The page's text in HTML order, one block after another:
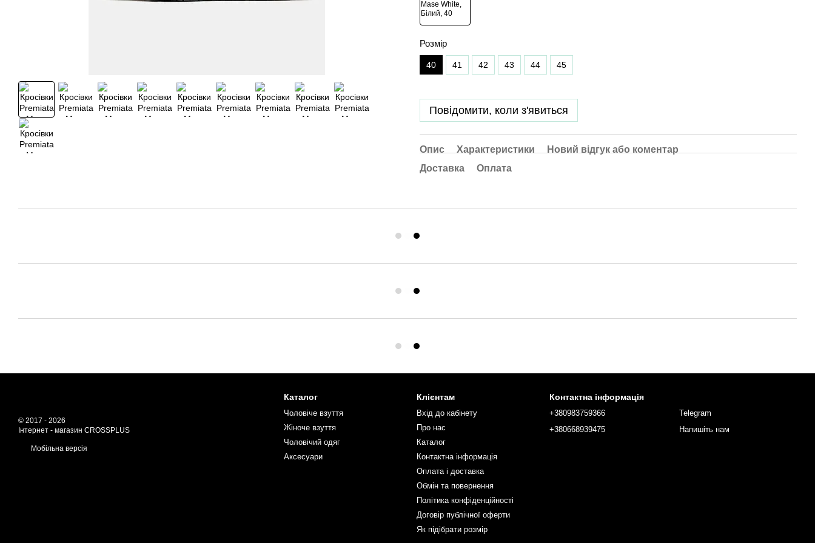
Розмір
40 41 42 43 44 45
Повідомити, коли з'явиться
Опис Характеристики
Новий відгук або коментар
Доставка
Оплата
© 2017 - 2026
Інтернет - магазин CROSSPLUS
Мобільна версія
Каталог
Чоловiче взуття
Жіноче взуття
Чоловiчий одяг
Аксесуари
Клієнтам
Вхід до кабінету
Про нас
Каталог
Контактна інформація
Оплата і доставка
Обмін та повернення
Політика конфіденційності
Договір публічної оферти
Як пiдiбрати розмiр
Контактна інформація
+380983759366
+380668939475
Telegram
Напишіть нам